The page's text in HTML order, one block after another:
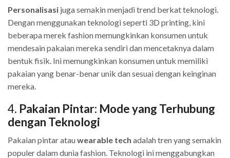
Personalisasi juga semakin menjadi trend berkat teknologi.
Dengan menggunakan teknologi seperti 3D printing, kini
beberapa merek fashion memungkinkan konsumen untuk
mendesain pakaian mereka sendiri dan mencetaknya dalam
bentuk fisik. Ini memungkinkan konsumen untuk memiliki
pakaian yang benar-benar unik dan sesuai dengan keinginan
mereka.
4. Pakaian Pintar: Mode yang Terhubung
dengan Teknologi
Pakaian pintar atauwearable tech adalah tren yang semakin
populer dalam dunia fashion. Teknologi ini menggabungkan